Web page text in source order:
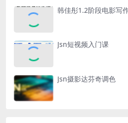
韩佳彤1.2阶段电影写
Jsn短视频入门课
Jsn摄影达芬奇调色